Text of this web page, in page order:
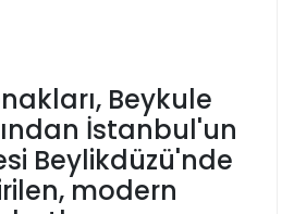
Beykule
İstanbul'un
Beylikdüzü'nde
modern